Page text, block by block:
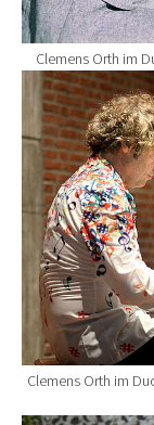
Clemens Orth im
Show larger
Clemens Orth im